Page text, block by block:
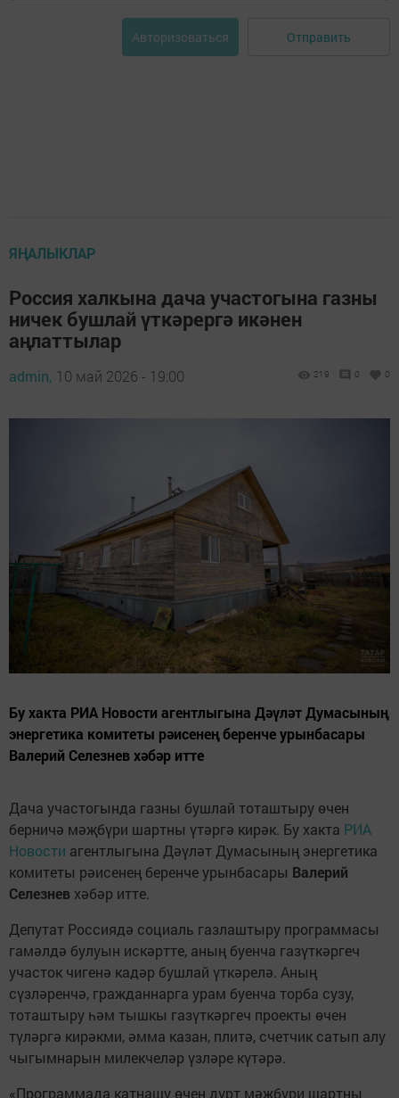
Авторизоваться Отправить
ЯҢАЛЫКЛАР
Россия халкына дача участогына газны
ничек бушлай үткәрергә икәнен
аңлаттылар
admin, 10 май 2026 - 19:00 219 0 0
Бу хакта РИА Новости агентлыгына Дәүләт Думасының
энергетика комитеты рәисенең беренче урынбасары
Валерий Селезнев хәбәр итте
Дача участогында газны бушлай тоташтыру өчен
берничә мәҗбүри шартны үтәргә кирәк. Бу хакта РИА
Новости агентлыгына Дәүләт Думасының энергетика
комитеты рәисенең беренче урынбасары Валерий
Селезнев хәбәр итте.
Депутат Россиядә социаль газлаштыру программасы
гамәлдә булуын искәртте, аның буенча газүткәргеч
участок чигенә кадәр бушлай үткәрелә. Аның
сүзләренчә, гражданнарга урам буенча торба сузу,
тоташтыру һәм тышкы газүткәргеч проекты өчен
түләргә кирәкми, әмма казан, плитә, счетчик сатып алу
чыгымнарын милекчеләр үзләре күтәрә.
«Программада катнашу өчен дүрт мәҗбүри шартны